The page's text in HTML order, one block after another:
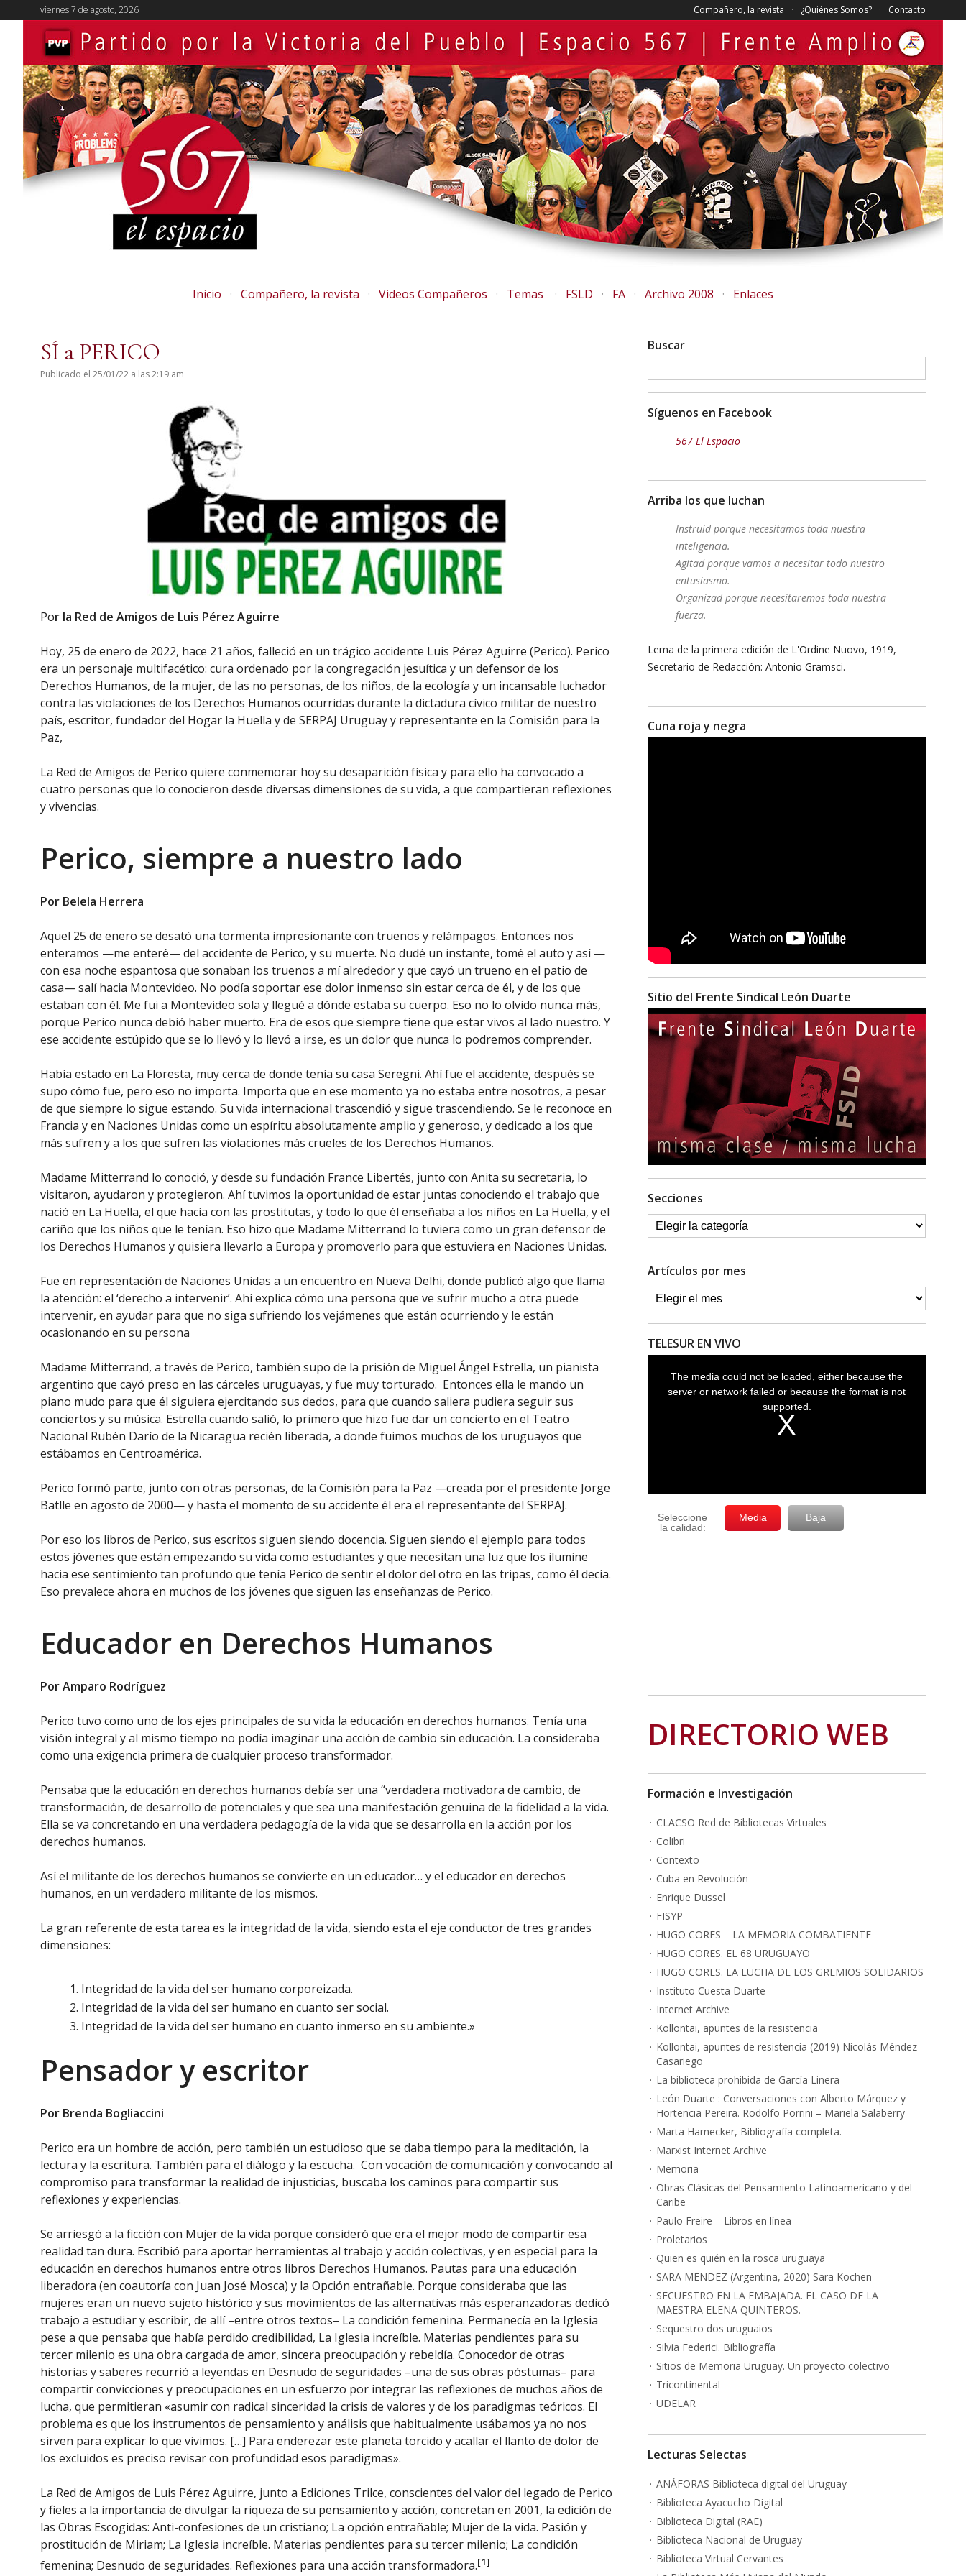
viernes 7 de agosto, 2026 Compañero, la revista ¿Quiénes Somos? Contacto
Inicio Compañero, la revista Videos Compañeros Temas FSLD FA Archivo 2008 Enlaces
SÍ a PERICO
Publicado el 25/01/22 a las 2:19 am
Por la Red de Amigos de Luis Pérez Aguirre
Hoy, 25 de enero de 2022, hace 21 años, falleció en un trágico accidente Luis Pérez Aguirre (Perico). Perico
era un personaje multifacético: cura ordenado por la congregación jesuítica y un defensor de los
Derechos Humanos, de la mujer, de las no personas, de los niños, de la ecología y un incansable luchador
contra las violaciones de los Derechos Humanos ocurridas durante la dictadura cívico militar de nuestro
país, escritor, fundador del Hogar la Huella y de SERPAJ Uruguay y representante en la Comisión para la
Paz,
La Red de Amigos de Perico quiere conmemorar hoy su desaparición física y para ello ha convocado a
cuatro personas que lo conocieron desde diversas dimensiones de su vida, a que compartieran reflexiones
y vivencias.
Perico, siempre a nuestro lado
Por Belela Herrera
Aquel 25 de enero se desató una tormenta impresionante con truenos y relámpagos. Entonces nos
enteramos —me enteré— del accidente de Perico, y su muerte. No dudé un instante, tomé el auto y así —
con esa noche espantosa que sonaban los truenos a mí alrededor y que cayó un trueno en el patio de
casa— salí hacia Montevideo. No podía soportar ese dolor inmenso sin estar cerca de él, y de los que
estaban con él. Me fui a Montevideo sola y llegué a dónde estaba su cuerpo. Eso no lo olvido nunca más,
porque Perico nunca debió haber muerto. Era de esos que siempre tiene que estar vivos al lado nuestro. Y
ese accidente estúpido que se lo llevó y lo llevó a irse, es un dolor que nunca lo podremos comprender.
Había estado en La Floresta, muy cerca de donde tenía su casa Seregni. Ahí fue el accidente, después se
supo cómo fue, pero eso no importa. Importa que en ese momento ya no estaba entre nosotros, a pesar
de que siempre lo sigue estando. Su vida internacional trascendió y sigue trascendiendo. Se le reconoce en
Francia y en Naciones Unidas como un espíritu absolutamente amplio y generoso, y dedicado a los que
más sufren y a los que sufren las violaciones más crueles de los Derechos Humanos.
Madame Mitterrand lo conoció, y desde su fundación France Libertés, junto con Anita su secretaria, lo
visitaron, ayudaron y protegieron. Ahí tuvimos la oportunidad de estar juntas conociendo el trabajo que
nació en La Huella, el que hacía con las prostitutas, y todo lo que él enseñaba a los niños en La Huella, y el
cariño que los niños que le tenían. Eso hizo que Madame Mitterrand lo tuviera como un gran defensor de
los Derechos Humanos y quisiera llevarlo a Europa y promoverlo para que estuviera en Naciones Unidas.
Fue en representación de Naciones Unidas a un encuentro en Nueva Delhi, donde publicó algo que llama
la atención: el ‘derecho a intervenir’. Ahí explica cómo una persona que ve sufrir mucho a otra puede
intervenir, en ayudar para que no siga sufriendo los vejámenes que están ocurriendo y le están
ocasionando en su persona
Madame Mitterrand, a través de Perico, también supo de la prisión de Miguel Ángel Estrella, un pianista
argentino que cayó preso en las cárceles uruguayas, y fue muy torturado. Entonces ella le mando un
piano mudo para que él siguiera ejercitando sus dedos, para que cuando saliera pudiera seguir sus
conciertos y su música. Estrella cuando salió, lo primero que hizo fue dar un concierto en el Teatro
Nacional Rubén Darío de la Nicaragua recién liberada, a donde fuimos muchos de los uruguayos que
estábamos en Centroamérica.
Perico formó parte, junto con otras personas, de la Comisión para la Paz —creada por el presidente Jorge
Batlle en agosto de 2000— y hasta el momento de su accidente él era el representante del SERPAJ.
Por eso los libros de Perico, sus escritos siguen siendo docencia. Siguen siendo el ejemplo para todos
estos jóvenes que están empezando su vida como estudiantes y que necesitan una luz que los ilumine
hacia ese sentimiento tan profundo que tenía Perico de sentir el dolor del otro en las tripas, como él decía.
Eso prevalece ahora en muchos de los jóvenes que siguen las enseñanzas de Perico.
Educador en Derechos Humanos
Por Amparo Rodríguez
Perico tuvo como uno de los ejes principales de su vida la educación en derechos humanos. Tenía una
visión integral y al mismo tiempo no podía imaginar una acción de cambio sin educación. La consideraba
como una exigencia primera de cualquier proceso transformador.
Pensaba que la educación en derechos humanos debía ser una “verdadera motivadora de cambio, de
transformación, de desarrollo de potenciales y que sea una manifestación genuina de la fidelidad a la vida.
Ella se va concretando en una verdadera pedagogía de la vida que se desarrolla en la acción por los
derechos humanos.
Así el militante de los derechos humanos se convierte en un educador… y el educador en derechos
humanos, en un verdadero militante de los mismos.
La gran referente de esta tarea es la integridad de la vida, siendo esta el eje conductor de tres grandes
dimensiones:
Integridad de la vida del ser humano corporeizada.
Integridad de la vida del ser humano en cuanto ser social.
Integridad de la vida del ser humano en cuanto inmerso en su ambiente.»
Pensador y escritor
Por Brenda Bogliaccini
Perico era un hombre de acción, pero también un estudioso que se daba tiempo para la meditación, la
lectura y la escritura. También para el diálogo y la escucha. Con vocación de comunicación y convocando al
compromiso para transformar la realidad de injusticias, buscaba los caminos para compartir sus
reflexiones y experiencias.
Se arriesgó a la ficción con Mujer de la vida porque consideró que era el mejor modo de compartir esa
realidad tan dura. Escribió para aportar herramientas al trabajo y acción colectivas, y en especial para la
educación en derechos humanos entre otros libros Derechos Humanos. Pautas para una educación
liberadora (en coautoría con Juan José Mosca) y la Opción entrañable. Porque consideraba que las
mujeres eran un nuevo sujeto histórico y sus movimientos de las alternativas más esperanzadoras dedicó
trabajo a estudiar y escribir, de allí –entre otros textos– La condición femenina. Permanecía en la Iglesia
pese a que pensaba que había perdido credibilidad, La Iglesia increíble. Materias pendientes para su
tercer milenio es una obra cargada de amor, sincera preocupación y rebeldía. Conocedor de otras
historias y saberes recurrió a leyendas en Desnudo de seguridades –una de sus obras póstumas– para
compartir convicciones y preocupaciones en un esfuerzo por integrar las reflexiones de muchos años de
lucha, que permitieran «asumir con radical sinceridad la crisis de valores y de los paradigmas teóricos. El
problema es que los instrumentos de pensamiento y análisis que habitualmente usábamos ya no nos
sirven para explicar lo que vivimos. […] Para enderezar este planeta torcido y acallar el llanto de dolor de
los excluidos es preciso revisar con profundidad esos paradigmas».
La Red de Amigos de Luis Pérez Aguirre, junto a Ediciones Trilce, conscientes del valor del legado de Perico
y fieles a la importancia de divulgar la riqueza de su pensamiento y acción, concretan en 2001, la edición de
las Obras Escogidas: Anti-confesiones de un cristiano; La opción entrañable; Mujer de la vida. Pasión y
prostitución de Miriam; La Iglesia increíble. Materias pendientes para su tercer milenio; La condición
femenina; Desnudo de seguridades. Reflexiones para una acción transformadora.[1]
Buscar
Síguenos en Facebook
567 El Espacio
Arriba los que luchan
Instruid porque necesitamos toda nuestra
inteligencia.
Agitad porque vamos a necesitar todo nuestro
entusiasmo.
Organizad porque necesitaremos toda nuestra
fuerza.
Lema de la primera edición de L'Ordine Nuovo, 1919,
Secretario de Redacción: Antonio Gramsci.
Cuna roja y negra
Sitio del Frente Sindical León Duarte
Secciones
Artículos por mes
TELESUR EN VIVO
DIRECTORIO WEB
Formación e Investigación
CLACSO Red de Bibliotecas Virtuales
Colibri
Contexto
Cuba en Revolución
Enrique Dussel
FISYP
HUGO CORES – LA MEMORIA COMBATIENTE
HUGO CORES. EL 68 URUGUAYO
HUGO CORES. LA LUCHA DE LOS GREMIOS SOLIDARIOS
Instituto Cuesta Duarte
Internet Archive
Kollontai, apuntes de la resistencia
Kollontai, apuntes de resistencia (2019) Nicolás Méndez
Casariego
La biblioteca prohibida de García Linera
León Duarte : Conversaciones con Alberto Márquez y
Hortencia Pereira. Rodolfo Porrini – Mariela Salaberry
Marta Harnecker, Bibliografía completa.
Marxist Internet Archive
Memoria
Obras Clásicas del Pensamiento Latinoamericano y del
Caribe
Paulo Freire – Libros en línea
Proletarios
Quien es quién en la rosca uruguaya
SARA MENDEZ (Argentina, 2020) Sara Kochen
SECUESTRO EN LA EMBAJADA. EL CASO DE LA
MAESTRA ELENA QUINTEROS.
Sequestro dos uruguaios
Silvia Federici. Bibliografía
Sitios de Memoria Uruguay. Un proyecto colectivo
Tricontinental
UDELAR
Lecturas Selectas
ANÁFORAS Biblioteca digital del Uruguay
Biblioteca Ayacucho Digital
Biblioteca Digital (RAE)
Biblioteca Nacional de Uruguay
Biblioteca Virtual Cervantes